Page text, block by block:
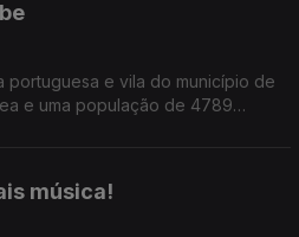
portuguesa e vila do município de
e uma população de 4789
música!